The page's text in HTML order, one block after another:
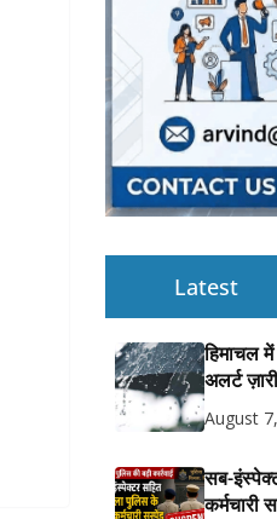
Latest
हिमाचल
अलर्ट ज़ारी
August
सब-
कर्मचारी